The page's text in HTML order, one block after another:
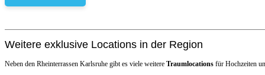
Weitere exklusive Locations in der Region
Neben den Rheinterrassen Karlsruhe gibt es viele weitere Traumlocations für Hochzeiten